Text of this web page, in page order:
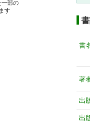
一部の
す
書
著
出
出